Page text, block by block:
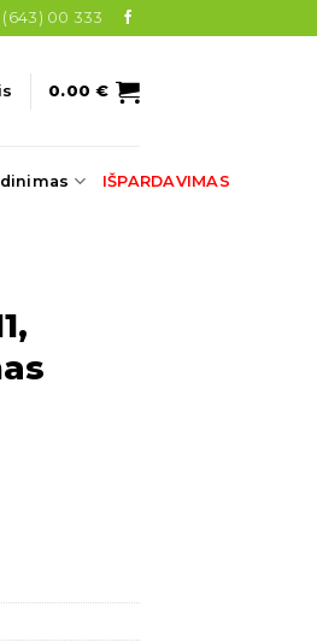
(643) 00 333
0.00€
IŠPARDAVIMAS
prijungimas